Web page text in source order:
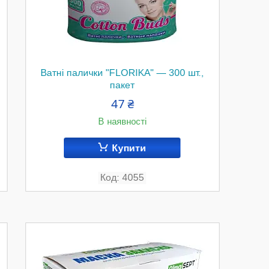
Ватні палички "FLORIKA" — 300 шт.,
пакет
47 ₴
В наявності
Купити
4055